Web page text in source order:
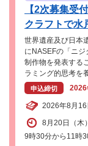
【2次募集受
クラフトで水
世界遺産及び日本
にNASEFの「ニジ
制作物を発表する
ラミング的思考を
申込締切 2026
2026年8月16
8月20日（木
9時30分から11時